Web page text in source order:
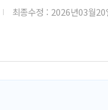
최종수정 : 2026년03월